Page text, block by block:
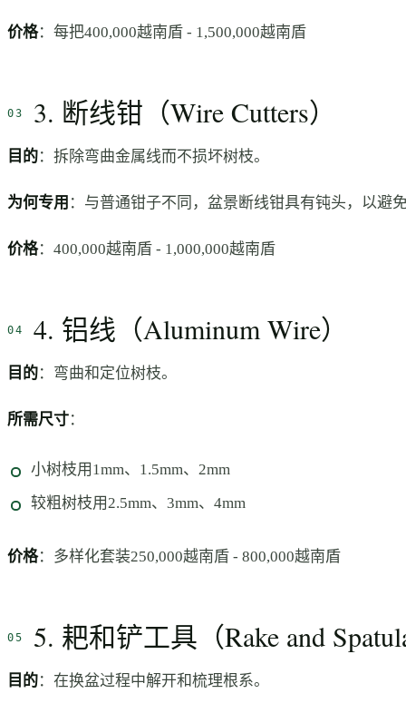
价格：每把400,000越南盾 - 1,500,000越南盾
3. 断线钳（Wire Cutters）
目的：拆除弯曲金属线而不损坏树枝。
为何专用 ：与普通钳子不同，盆景断线钳具有钝头，以避
价格：400,000越南盾 - 1,000,000越南盾
4. 铝线（Aluminum Wire）
目的：弯曲和定位树枝。
所需尺寸：
小树枝用1mm、1.5mm、2mm
较粗树枝用2.5mm、3mm、4mm
价格：多样化套装250,000越南盾 - 800,000越南盾
5. 耙和铲工具（Rake and
目的：在换盆过程中解开和梳理根系。